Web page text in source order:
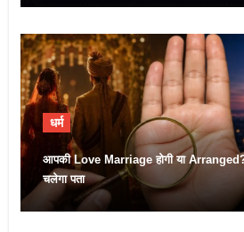
धर्म
आपकी Love Marriage होगी या
चलेगा पता